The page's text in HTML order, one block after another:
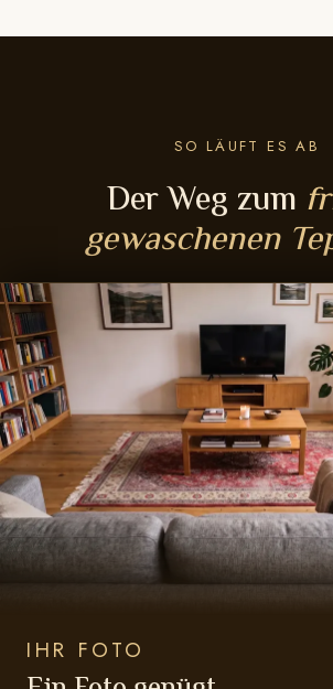
SO LÄUFT ES AB
Der Weg zum
gewaschenen
IHR FOTO